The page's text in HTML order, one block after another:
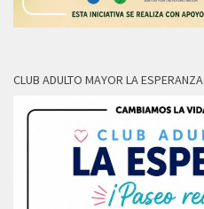
CLUB ADULTO MAYOR LA ESPERANZA